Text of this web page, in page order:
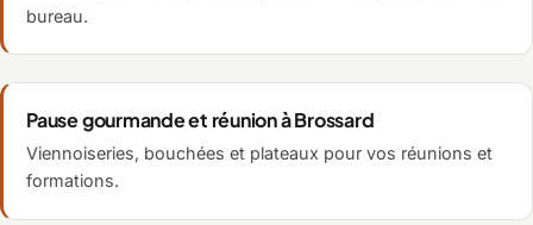
bureau.
Pause gourmande et réunion à Brossard
Viennoiseries, bouchées et plateaux pour vos réunions et
formations.